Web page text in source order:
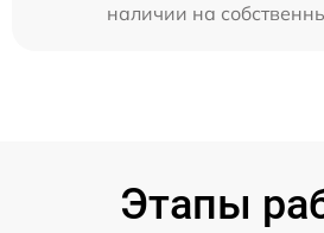
наличии на
Этапы